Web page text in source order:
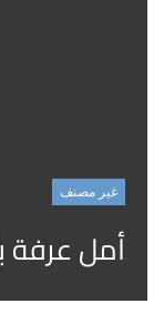
غير مصنف
أمل